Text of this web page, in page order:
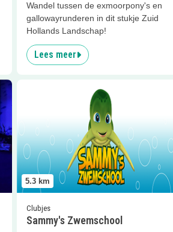
Wandel tussen de exmoorpony's en
gallowayrunderen in dit stukje Zuid
Hollands Landschap!
Lees meer
5.3 km
Clubjes
Sammy's Zwemschool